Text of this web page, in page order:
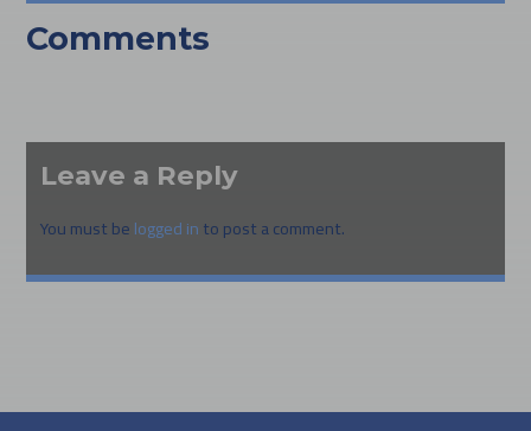
Comments
Leave a Reply
You must belogged into post a comment.